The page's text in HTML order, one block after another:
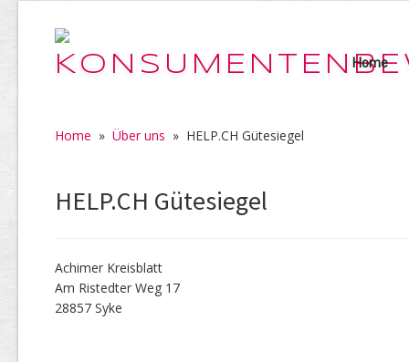
Home
Home » Über uns » HELP.CH Gütesiegel
HELP.CH Gütesiegel
Achimer Kreisblatt
Am Ristedter Weg 17
28857 Syke